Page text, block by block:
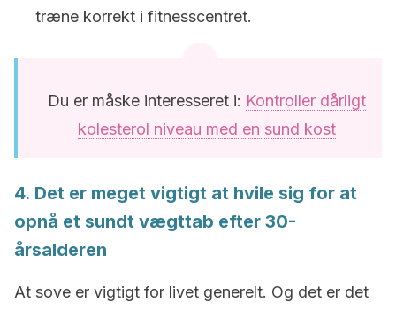
træne korrekt i fitnesscentret.
Du er måske interesseret i: Kontroller dårligt
kolesterol niveau med en sund kost
4. Det er meget vigtigt at hvile sig for at
opnå et sundt vægttab efter 30-
årsalderen
At sove er vigtigt for livet generelt. Og det er det